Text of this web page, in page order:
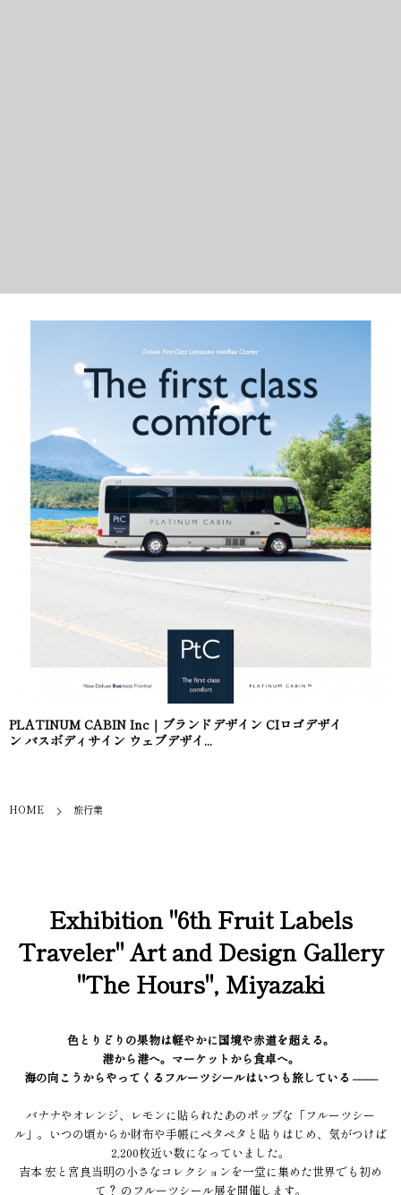
PLATINUM CABIN Inc｜ブランドデザイン CIロゴデザイ
ン バスボディサイン ウェブデザイ...
HOME 旅行業
Exhibition "6th Fruit Labels
Traveler" Art and Design Gallery
"The Hours", Miyazaki
色とりどりの果物は軽やかに国境や赤道を超える。
港から港へ。マーケットから食卓へ。
海の向こうからやってくるフルーツシールはいつも旅している ––––
バナナやオレンジ、レモンに貼られたあのポップな「フルーツシー
ル」。いつの頃からか財布や手帳にペタペタと貼りはじめ、気がつけば
2,200枚近い数になっていました。
吉本 宏と宮良当明の小さなコレクションを一堂に集めた世界でも初め
て？ のフルーツシール展を開催します。